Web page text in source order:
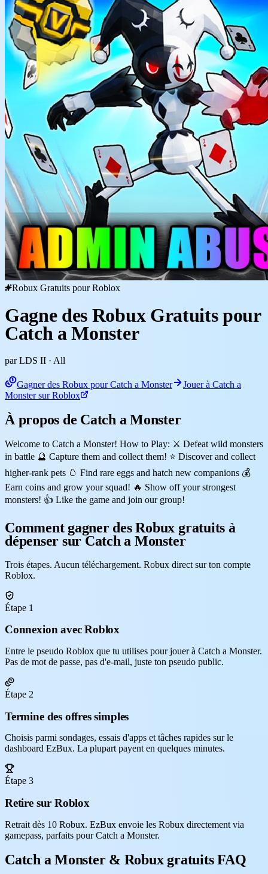
Robux Gratuits pour Roblox
Gagne des Robux Gratuits pour
Catch a Monster
par LDS II · All
Gagner des Robux pour Catch a Monster
Jouer à Catch a
Monster sur Roblox
À propos de Catch a Monster
Welcome to Catch a Monster! How to Play: ⚔️ Defeat wild monsters
in battle 🔮 Capture them and collect them! ⭐ Discover and collect
higher-rank pets 🥚 Find rare eggs and hatch new companions 💰
Earn coins and grow your squad! 🔥 Show off your strongest
monsters! 👍 Like the game and join our group!
Comment gagner des Robux gratuits à
dépenser sur Catch a Monster
Trois étapes. Aucun téléchargement. Robux direct sur ton compte
Roblox.
Étape 1
Connexion avec Roblox
Entre le pseudo Roblox que tu utilises pour jouer à Catch a Monster.
Pas de mot de passe, pas d'e-mail, juste ton pseudo public.
Étape 2
Termine des offres simples
Choisis parmi sondages, essais d'apps et tâches rapides sur le
dashboard EzBux. La plupart payent en quelques minutes.
Étape 3
Retire sur Roblox
Retrait dès 10 Robux. EzBux envoie les Robux directement via
gamepass, parfaits pour Catch a Monster.
Catch a Monster & Robux gratuits FAQ